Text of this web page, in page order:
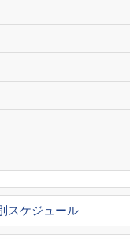
スケジュール